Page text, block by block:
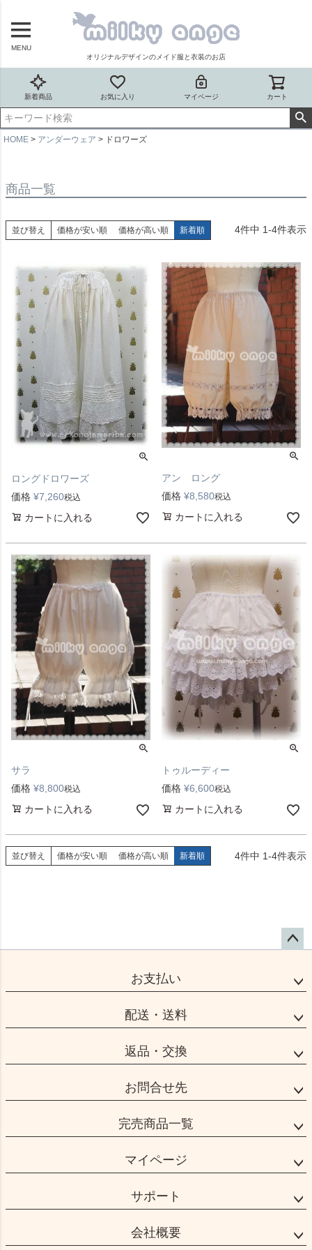
MENU
オリジナルデザインのメイド服と衣装のお店
新着商品 お気に入り マイページ カート
HOME アンダーウェア ドロワーズ
商品一覧
並び替え 価格が安い順 価格が高い順 新着順 4件中 1-4件表示
ロングドロワーズ
価格 ¥7,260税込
カートに入れる
アン ロング
価格 ¥8,580税込
カートに入れる
サラ
価格 ¥8,800税込
カートに入れる
トゥルーディー
価格 ¥6,600税込
カートに入れる
並び替え 価格が安い順 価格が高い順 新着順 4件中 1-4件表示
ップ
お支払い
配送・送料
返品・交換
お問合せ先
完売商品一覧
マイページ
サポート
会社概要